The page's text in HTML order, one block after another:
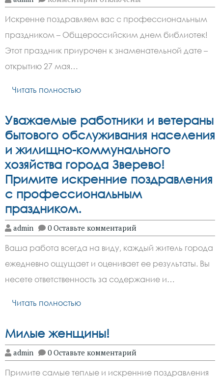
записи
работники
и
ветераны
библиотечной
системы
Искренне поздравляем вас с профессиональным
праздником – Общероссийским днем библиотек!
Этот праздник приурочен к знаменательной дате –
открытию 27 мая…
Читать полностью
Уважаемые работники и ветераны
бытового обслуживания населения
и жилищно-коммунального
хозяйства города Зверево!
Примите искренние поздравления
с профессиональным
праздником.
admin 0 Оставьте комментарий
Ваша работа всегда на виду, каждый житель города
ежедневно ощущает и оценивает ее результаты. Вы
несете ответственность за содержание и…
Читать полностью
Милые женщины!
admin 0 Оставьте комментарий
Примите самые теплые и искренние поздравления